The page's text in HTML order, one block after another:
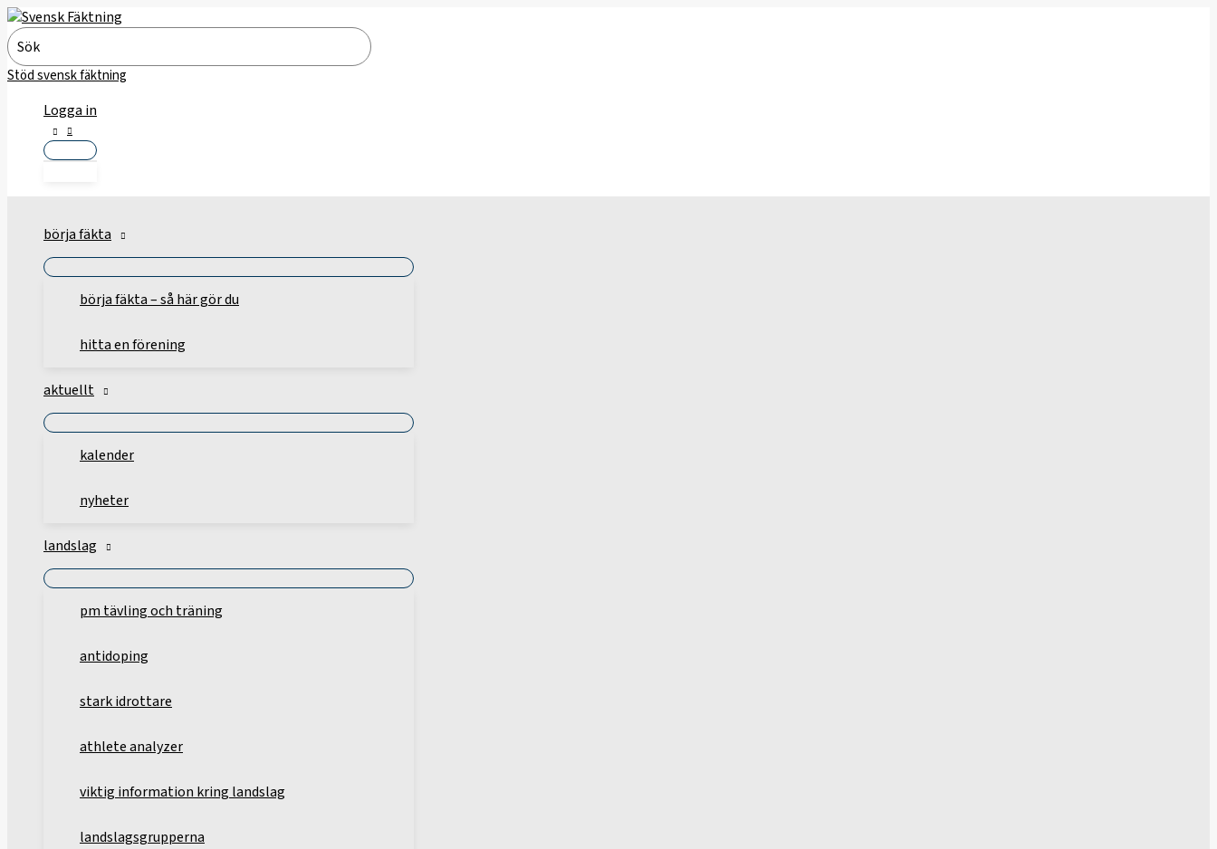
Hoppa
till
innehåll
Search
for:
Stöd svensk fäktning
Logga in
börja fäkta
börja fäkta – så här gör du
hitta en förening
aktuellt
kalender
nyheter
landslag
pm tävling och träning
antidoping
stark idrottare
athlete analyzer
viktig information kring landslag
landslagsgrupperna